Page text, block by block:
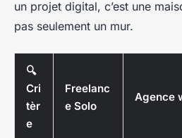
un projet digital, c’est une
pas seulement un mur.
🔍
Cri
tèr
e
Freelanc
e Solo
Agence